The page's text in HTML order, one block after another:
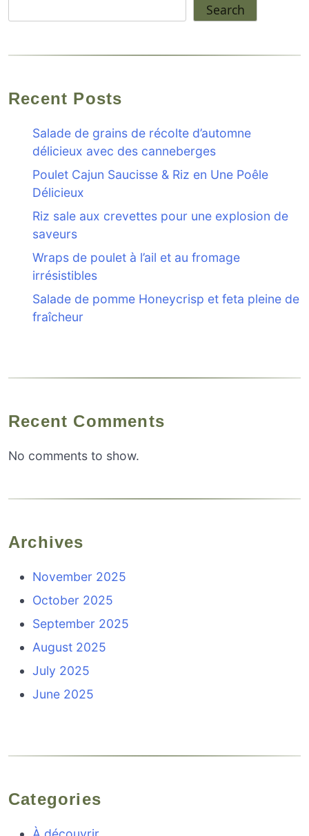
Search
Recent Posts
Salade de grains de récolte d’automne
délicieux avec des canneberges
Poulet Cajun Saucisse & Riz en Une Poêle
Délicieux
Riz sale aux crevettes pour une explosion de
saveurs
Wraps de poulet à l’ail et au fromage
irrésistibles
Salade de pomme Honeycrisp et feta pleine de
fraîcheur
Recent Comments
No comments to show.
Archives
November 2025
October 2025
September 2025
August 2025
July 2025
June 2025
Categories